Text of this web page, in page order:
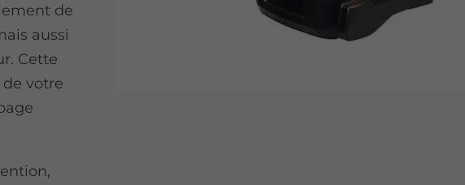
de
aussi
Cette
votre